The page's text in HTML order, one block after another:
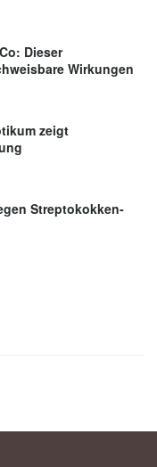
Dieser
Wirkungen
zeigt
Streptokokken-